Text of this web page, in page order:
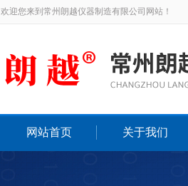
欢迎您来到常州朗越仪器制造有限公司网站！
网站首页 关于我们